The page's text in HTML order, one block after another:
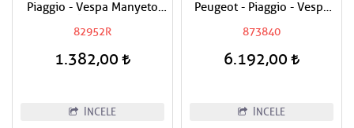
Piaggio - Vespa Manyeto
82952R
1.382,00
İNCELE
Peugeot - Piaggio - Vespa
Adet Fiyat
873840
6.192,00
İNCELE